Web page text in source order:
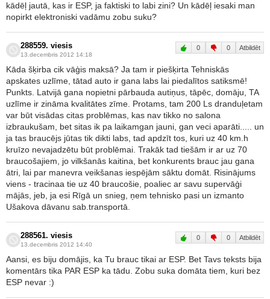
kādēļ jautā, kas ir ESP, ja faktiski to labi zini? Un kādēļ iesaki man
nopirkt elektroniski vadāmu zobu suku?
288559. viesis
13.decembris 2012 14:18
0 0 Atbildēt
Kāda šķirba cik vāģis maksā? Ja tam ir piešķirta Tehniskās
apskates uzlīme, tātad auto ir gana labs lai piedalītos satiksmē!
Punkts. Latvijā gana nopietni pārbauda autiņus, tāpēc, domāju, TA
uzlīme ir zināma kvalitātes zīme. Protams, tam 200 Ls dranduļetam
var būt visādas citas problēmas, kas nav tikko no salona
izbraukušam, bet sitas ik pa laikamgan jauni, gan veci aparāti..... un
ja tas braucējs jūtas tik dikti labs, tad apdzīt tos, kuri uz 40 km.h
kruīzo nevajadzētu būt problēmai. Trakāk tad tiešām ir ar uz 70
braucošajiem, jo vilkšanās kaitina, bet konkurents brauc jau gana
ātri, lai par manevra veikšanas iespējām sāktu domāt. Risinājums
viens - tracinaa tie uz 40 braucošie, poaliec ar savu supervāģi
mājās, jeb, ja esi Rīgā un snieg, ņem tehnisko pasi un izmanto
Ušakova dāvanu sab.transportā.
288561. viesis
13.decembris 2012 14:40
0 0 Atbildēt
Aansi, es biju domājis, ka Tu brauc tikai ar ESP. Bet Tavs teksts bija
komentārs tika PAR ESP ka tādu. Zobu suka domāta tiem, kuri bez
ESP nevar :)